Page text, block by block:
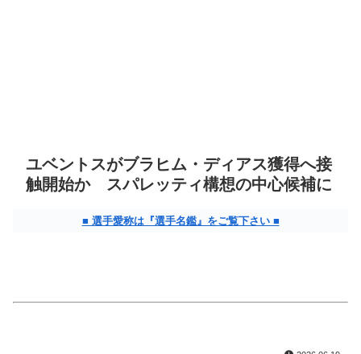
ユベントスがブラヒム・ディアス獲得へ接
触開始か スパレッティ構想の中心候補に
■ 選手愛称は『選手名鑑』をご覧下さい ■